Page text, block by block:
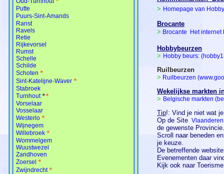
Putte
Puurs-Sint-Amands
Ranst
Ravels
Retie
Rijkevorsel
Rumst
Schelle
Schilde
Schoten *
Sint-Katelijne-Waver *
Stabroek
Turnhout **
Vorselaar
Vosselaar
Westerlo *
Wijnegem
Willebroek *
Wommelgem
Wuustwezel
Zandhoven
Zoersel *
Zwijndrecht *
> Homepage van
Brocante
> Brocante  Het
Hobbybeurzen
> Hobby beurs:
Ruilbeurzen
> Ruilbeurzen
Wekelijkse markten
> Belgische markten
Tip!: Vind je niet wat
Op de Site
de gewenste Provincie.
Scroll naar beneden
je keuze.
De betreffende
Evenementen daar
Kijk ook naar